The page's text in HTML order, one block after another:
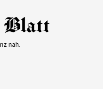
nah.